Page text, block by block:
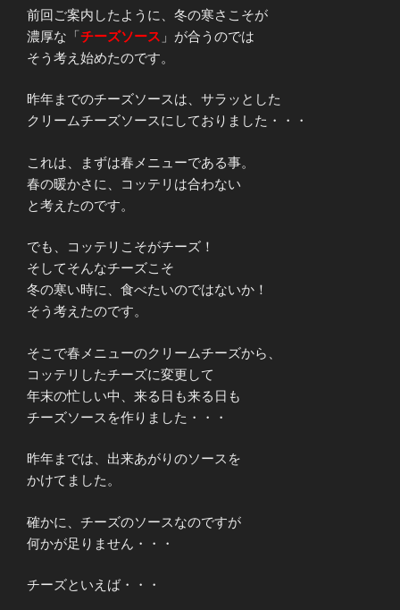
前回ご案内したように、冬の寒さこそが
濃厚な「チーズソース 」が合うのでは
そう考え始めたのです。
昨年までのチーズソースは、サラッとした
クリームチーズソースにしておりました・・・
これは、まずは春メニューである事。
春の暖かさに、コッテリは合わない
と考えたのです。
でも、コッテリこそがチーズ！
そしてそんなチーズこそ
冬の寒い時に、食べたいのではないか！
そう考えたのです。
そこで春メニューのクリームチーズから、
コッテリしたチーズに変更して
年末の忙しい中、来る日も来る日も
チーズソースを作りました・・・
昨年までは、出来あがりのソースを
かけてました。
確かに、チーズのソースなのですが
何かが足りません・・・
チーズといえば・・・